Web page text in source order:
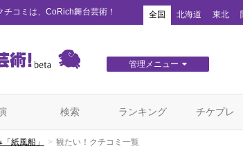
コミは、CoRich舞台芸術！ 全国 北海道 東北
管理メニュー
検索 ランキング チケプレ
紙風船」 観たい！クチコミ一覧